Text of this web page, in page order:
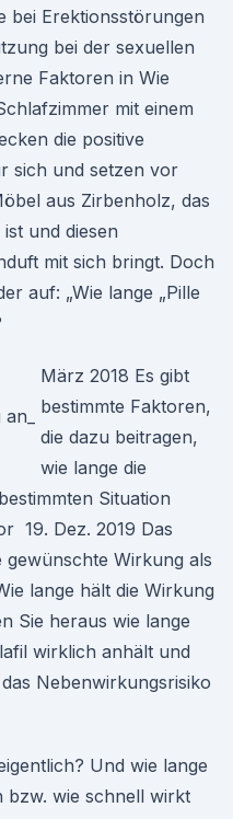
bei Erektionsstörungen
bei der sexuellen
Faktoren in Wie
mit einem
die positive
sich und setzen vor
aus Zirbenholz, das
und diesen
mit sich bringt. Doch
auf: „Wie lange „Pille
März 2018 Es gibt
bestimmte Faktoren,
die dazu beitragen,
wie lange die
Situation
19. Dez. 2019 Das
Wirkung als
lange hält die Wirkung
Sie heraus wie lange
wirklich anhält und
Nebenwirkungsrisiko
Und wie lange
bzw. wie schnell wirkt